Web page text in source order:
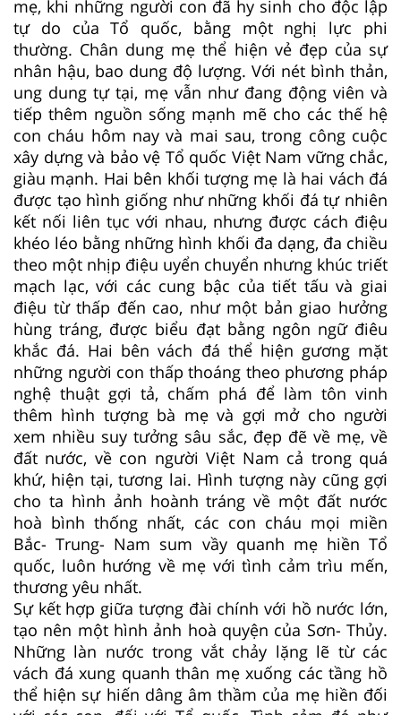
mẹ, khi những người con đã hy sinh cho độc lập
tự do của Tổ quốc, bằng một nghị lực phi
thường. Chân dung mẹ thể hiện vẻ đẹp của sự
nhân hậu, bao dung độ lượng. Với nét bình thản,
ung dung tự tại, mẹ vẫn như đang động viên và
tiếp thêm nguồn sống mạnh mẽ cho các thế hệ
con cháu hôm nay và mai sau, trong công cuộc
xây dựng và bảo vệ Tổ quốc Việt Nam vững chắc,
giàu mạnh. Hai bên khối tượng mẹ là hai vách đá
được tạo hình giống như những khối đá tự nhiên
kết nối liên tục với nhau, nhưng được cách điệu
khéo léo bằng những hình khối đa dạng, đa chiều
theo một nhịp điệu uyển chuyển nhưng khúc triết
mạch lạc, với các cung bậc của tiết tấu và giai
điệu từ thấp đến cao, như một bản giao hưởng
hùng tráng, được biểu đạt bằng ngôn ngữ điêu
khắc đá. Hai bên vách đá thể hiện gương mặt
những người con thấp thoáng theo phương pháp
nghệ thuật gợi tả, chấm phá để làm tôn vinh
thêm hình tượng bà mẹ và gợi mở cho người
xem nhiều suy tưởng sâu sắc, đẹp đẽ về mẹ, về
đất nước, về con người Việt Nam cả trong quá
khứ, hiện tại, tương lai. Hình tượng này cũng gợi
cho ta hình ảnh hoành tráng về một đất nước
hoà bình thống nhất, các con cháu mọi miền
Bắc- Trung- Nam sum vầy quanh mẹ hiền Tổ
quốc, luôn hướng về mẹ với tình cảm trìu mến,
thương yêu nhất.
Sự kết hợp giữa tượng đài chính với hồ nước lớn,
tạo nên một hình ảnh hoà quyện của Sơn- Thủy.
Những làn nước trong vắt chảy lặng lẽ từ các
vách đá xung quanh thân mẹ xuống các tầng hồ
thể hiện sự hiến dâng âm thầm của mẹ hiền đối